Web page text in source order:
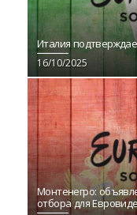
Италия
16/10/2025
Монтенегро:
отбора для